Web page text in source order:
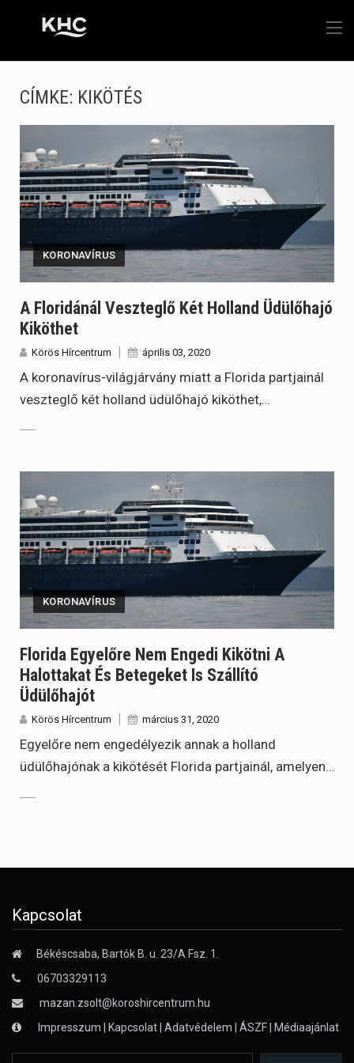
CÍMKE: KIKÖTÉS
KORONAVÍRUS
A Floridánál Veszteglő Két Holland Üdülőhajó
Kiköthet
Körös Hírcentrum április 03, 2020
A koronavírus-világjárvány miatt a Florida partjainál
veszteglő két holland üdülőhajó kiköthet,…
KORONAVÍRUS
Florida Egyelőre Nem Engedi Kikötni A
Halottakat És Betegeket Is Szállító
Üdülőhajót
Körös Hírcentrum március 31, 2020
Egyelőre nem engedélyezik annak a holland
üdülőhajónak a kikötését Florida partjainál, amelyen…
Kapcsolat
Békéscsaba, Bartók B. u. 23/A Fsz. 1.
06703329113
mazan.zsolt@koroshircentrum.hu
Impresszum | Kapcsolat| Adatvédelem | ÁSZF| Médiaajánlat